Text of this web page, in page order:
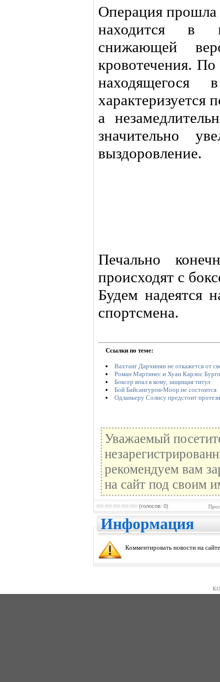
Операция прошла
находится в
снижающей
кровотечения.
находящегося
характеризуется
а
значительно
выздоровление.
Печально
происходят с
Будем надеятся
спортсмена.
Ссылки по теме:
Вахтанг Дарчинян не откажется от
Роман Мартинес и Хуан Карлос
Боксер впал в кому, защищая титул
Бой Байсангуров-Моор не состоится
Одланьеру Солису предстоит
Уважаемый
рекомендуем вам
на сайт под своим
(голосов: 0)
Информация
Комментировать новости на